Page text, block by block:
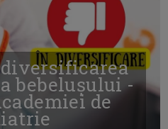
bebelușului -
de